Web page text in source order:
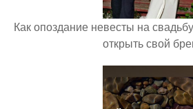
Как опоздание невесты на
открыть свой